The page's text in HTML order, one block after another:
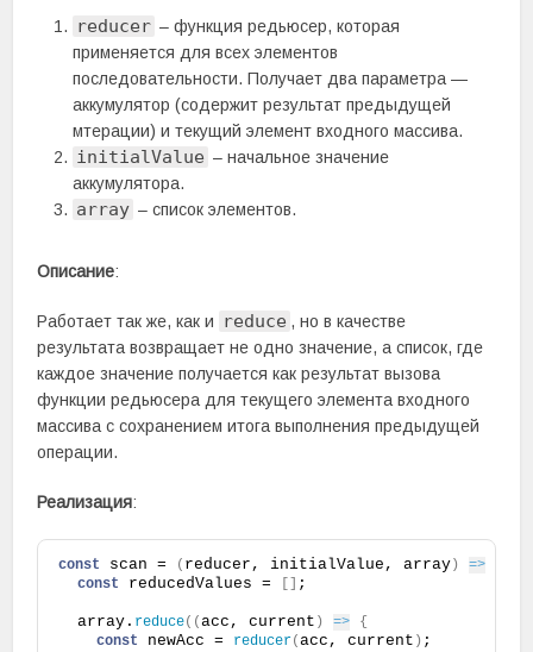
reducer – функция редьюсер, которая
применяется для всех элементов
последовательности. Получает два параметра —
аккумулятор (содержит результат предыдущей
мтерации) и текущий элемент входного массива.
initialValue – начальное значение
аккумулятора.
array – список элементов.
Описание:
Работает так же, как и reduce , но в качестве
результата возвращает не одно значение, а список, где
каждое значение получается как результат вызова
функции редьюсера для текущего элемента входного
массива с сохранением итога выполнения предыдущей
операции.
Реализация:
const scan = ( reducer, initialValue, array ) =>
const
reducedValues = ;
  array.
reduce( (acc, current ) =>
{
const
newAcc = reducer(acc, current ) ;